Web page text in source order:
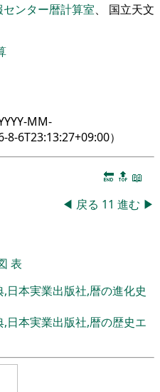
ンター暦計算室、 国立天文
MM-
8-6T23:13:27+09:00）
🔚 🔝 📖
◀ 戻る 11 進む ▶
表
日本実業出版社,暦の進化史
日本実業出版社,暦の歴史エ